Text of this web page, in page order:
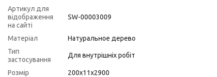
Артикул для
відображення
на сайті
SW-00003009
Матеріал
Натуральное дерево
Тип
застосування
Для внутрішніх робіт
Розмір 200х11х2900